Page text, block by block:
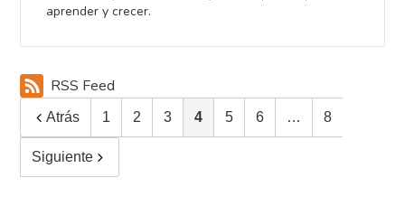
aprender y crecer.
RSS Feed
Atrás 1 2 3 4 5 6 … 8
Siguiente